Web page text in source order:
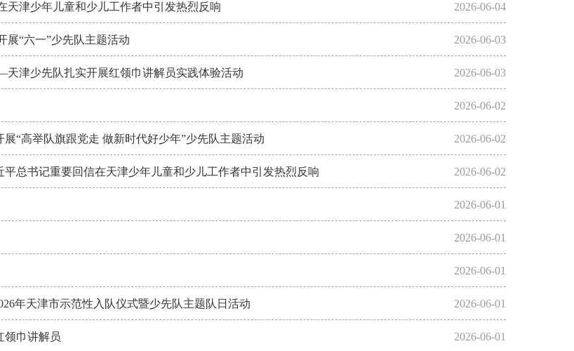
津少年儿童和少儿工作者中引发热烈反响 2026-06-04
“六一”少先队主题活动 2026-06-03
津少先队扎实开展红领巾讲解员实践体验活动 2026-06-03
2026-06-02
“高举队旗跟党走 做新时代好少年”少先队主题活动 2026-06-02
总书记重要回信在天津少年儿童和少儿工作者中引发热烈反响 2026-06-02
2026-06-01
2026-06-01
2026-06-01
年天津市示范性入队仪式暨少先队主题队日活动 2026-06-01
领巾讲解员 2026-06-01